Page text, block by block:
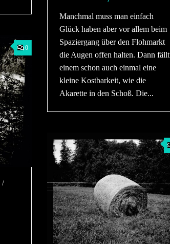
Manchmal muss man einfach
Glück haben aber vor allem beim
Spaziergang über den Flohmarkt
die Augen offen halten. Dann fällt
einem schon auch einmal eine
kleine Kostbarkeit, wie die
Akarette in den Schoß. Die...
0
/